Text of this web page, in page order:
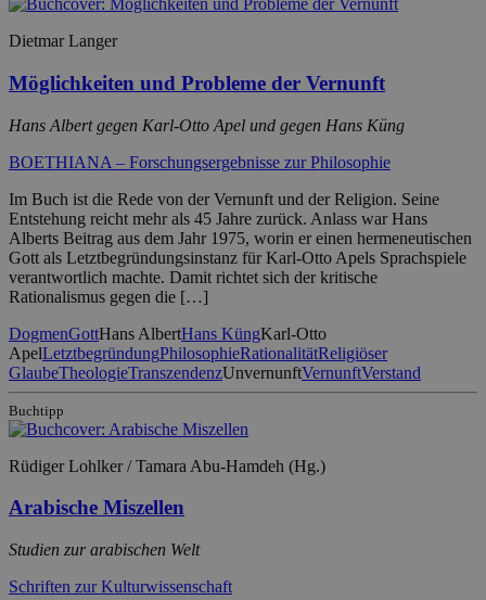
Dietmar Langer
Möglichkeiten und Probleme der Vernunft
Hans Albert gegen Karl-Otto Apel und gegen Hans Küng
BOETHIANA – Forschungsergebnisse zur Philosophie
Im Buch ist die Rede von der Vernunft und der Religion. Seine
Entstehung reicht mehr als 45 Jahre zurück. Anlass war Hans
Alberts Beitrag aus dem Jahr 1975, worin er einen hermeneutischen
Gott als Letztbegründungsinstanz für Karl-Otto Apels Sprachspiele
verantwortlich machte. Damit richtet sich der kritische
Rationalismus gegen die […]
DogmenGottHans AlbertHans KüngKarl-Otto
ApelLetztbegründungPhilosophieRationalitätReligiöser
GlaubeTheologieTranszendenzUnvernunftVernunftVerstand
Buchtipp
Rüdiger Lohlker / Tamara Abu-Hamdeh (Hg.)
Arabische Miszellen
Studien zur arabischen Welt
Schriften zur Kulturwissenschaft